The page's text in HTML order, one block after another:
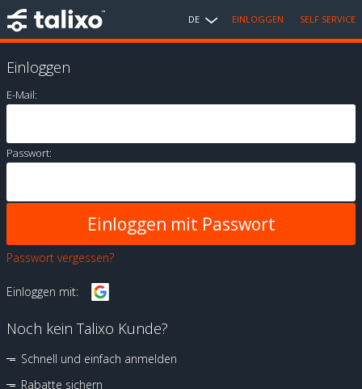
DE EINLOGGEN SELF SERVICE
Einloggen
E-Mail:
Passwort:
Passwort vergessen?
Einloggen mit:
Noch kein Talixo Kunde?
Schnell und einfach anmelden
Rabatte sichern